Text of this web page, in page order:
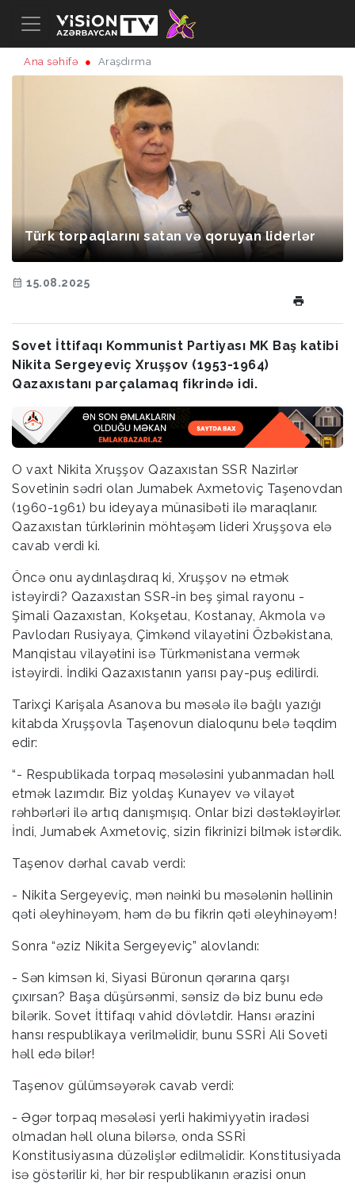
Ana səhifə Araşdırma
Türk torpaqlarını satan və qoruyan liderlər
15.08.2025
Sovet İttifaqı Kommunist Partiyası MK Baş katibi
Nikita Sergeyeviç Xruşşov (1953-1964)
Qazaxıstanı parçalamaq fikrində idi.
O vaxt Nikita Xruşşov Qazaxıstan SSR Nazirlər
Sovetinin sədri olan Jumabek Axmetoviç Taşenovdan
(1960-1961) bu ideyaya münasibəti ilə maraqlanır.
Qazaxıstan türklərinin möhtəşəm lideri Xruşşova elə
cavab verdi ki.
Öncə onu aydınlaşdıraq ki, Xruşşov nə etmək
istəyirdi? Qazaxıstan SSR-in beş şimal rayonu -
Şimali Qazaxıstan, Kokşetau, Kostanay, Akmola və
Pavlodarı Rusiyaya, Çimkənd vilayətini Özbəkistana,
Manqistau vilayətini isə Türkmənistana vermək
istəyirdi. İndiki Qazaxıstanın yarısı pay-puş edilirdi.
Tarixçi Karişala Asanova bu məsələ ilə bağlı yazığı
kitabda Xruşşovla Taşenovun dialoqunu belə təqdim
edir:
“- Respublikada torpaq məsələsini yubanmadan həll
etmək lazımdır. Biz yoldaş Kunayev və vilayət
rəhbərləri ilə artıq danışmışıq. Onlar bizi dəstəkləyirlər.
İndi, Jumabek Axmetoviç, sizin fikrinizi bilmək istərdik.
Taşenov dərhal cavab verdi:
- Nikita Sergeyeviç, mən nəinki bu məsələnin həllinin
qəti əleyhinəyəm, həm də bu fikrin qəti əleyhinəyəm!
Sonra “əziz Nikita Sergeyeviç” alovlandı:
- Sən kimsən ki, Siyasi Büronun qərarına qarşı
çıxırsan? Başa düşürsənmi, sənsiz də biz bunu edə
bilərik. Sovet İttifaqı vahid dövlətdir. Hansı ərazini
hansı respublikaya verilməlidir, bunu SSRİ Ali Soveti
həll edə bilər!
Taşenov gülümsəyərək cavab verdi:
- Əgər torpaq məsələsi yerli hakimiyyətin iradəsi
olmadan həll oluna bilərsə, onda SSRİ
Konstitusiyasına düzəlişlər edilməlidir. Konstitusiyada
isə göstərilir ki, hər bir respublikanın ərazisi onun